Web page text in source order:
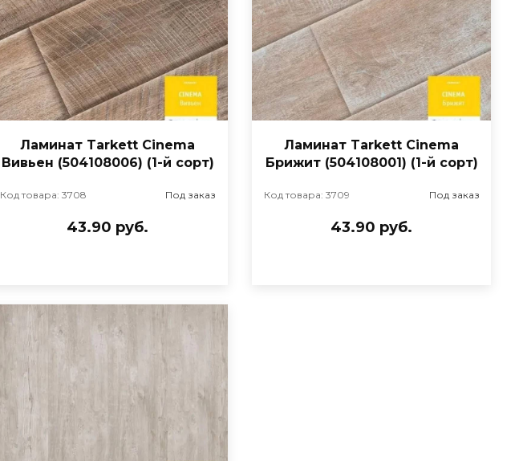
Ламинат Tarkett Cinema
Вивьен (504108006) (1-й сорт)
Код товара: 3708 Под заказ
43.90 руб.
Ламинат Tarkett Cinema
Брижит (504108001) (1-й сорт)
Код товара: 3709 Под заказ
43.90 руб.